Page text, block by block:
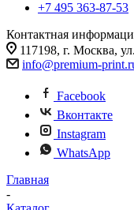
+7 495 363-87-53
Контактная
117198, г. Москва,
info@premium-
Facebook
Вконтакте
Instagram
WhatsApp
Главная
-